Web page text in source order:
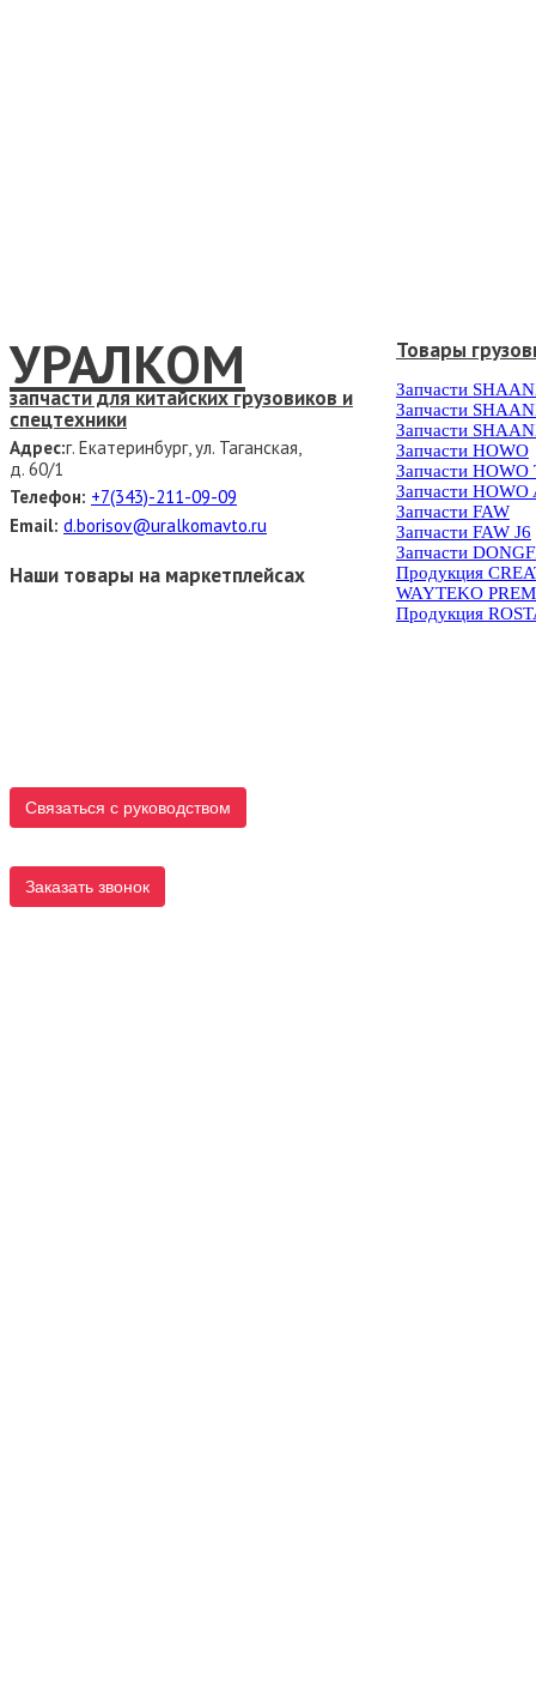
УРАЛКОМ
запчасти для китайских грузовиков и
спецтехники
Адрес:г. Екатеринбург, ул. Таганская,
д. 60/1
Телефон: +7(343)-211-09-09
Email: d.borisov@uralkomavto.ru
Наши товары на маркетплейсах
Связаться с руководством
Заказать звонок
Товары
Запчасти
Запчасти
Запчасти
Запчасти HOWO
Запчасти HOWO
Запчасти HOWO
Запчасти FAW
Запчасти FAW J6
Запчасти
Продукция
WAYTEKO
Продукция